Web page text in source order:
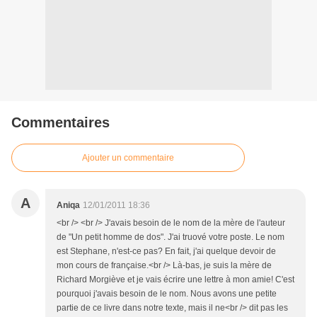
Commentaires
Ajouter un commentaire
A Aniqa 12/01/2011 18:36
<br /> <br /> J'avais besoin de le nom de la mère de l'auteur
de "Un petit homme de dos". J'ai truové votre poste. Le nom
est Stephane, n'est-ce pas? En fait, j'ai quelque devoir de
mon cours de française.<br /> Là-bas, je suis la mère de
Richard Morgiève et je vais écrire une lettre à mon amie! C'est
pourquoi j'avais besoin de le nom. Nous avons une petite
partie de ce livre dans notre texte, mais il ne<br /> dit pas les